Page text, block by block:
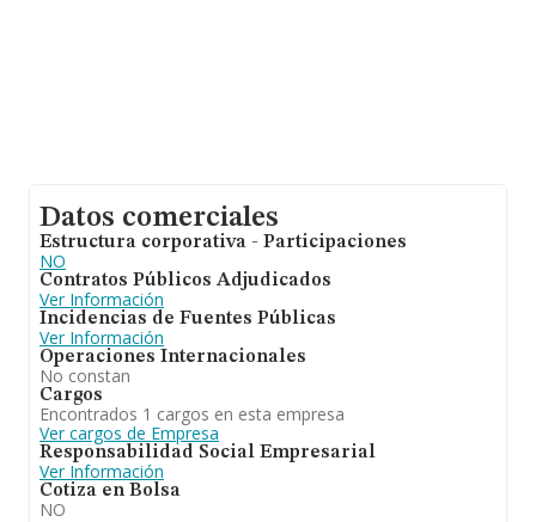
Datos comerciales
Estructura corporativa - Participaciones
NO
Contratos Públicos Adjudicados
Ver Información
Incidencias de Fuentes Públicas
Ver Información
Operaciones Internacionales
No constan
Cargos
Encontrados 1 cargos en esta empresa
Ver cargos de Empresa
Responsabilidad Social Empresarial
Ver Información
Cotiza en Bolsa
NO